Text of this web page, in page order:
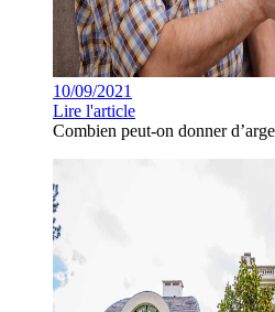
10/09/2021
Lire l'article
Combien peut-on donner